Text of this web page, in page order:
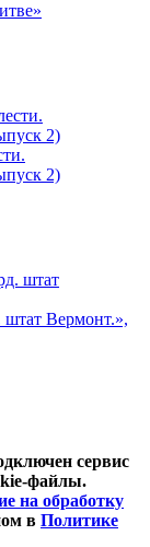
2)
Вермонт.»,
сервис
файлы.
на обработку
в Политике